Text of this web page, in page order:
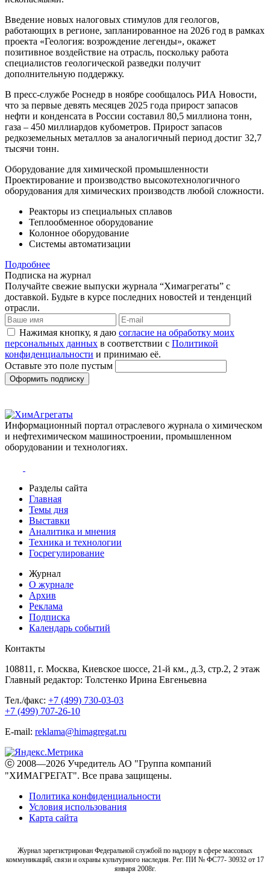
Введение новых налоговых стимулов для геологов,
работающих в регионе, запланированное на 2026 год в рамках
проекта «Геология: возрождение легенды», окажет
позитивное воздействие на отрасль, поскольку работа
специалистов геологической разведки получит
дополнительную поддержку.
В пресс-службе Роснедр в ноябре сообщалось РИА Новости,
что за первые девять месяцев 2025 года прирост запасов
нефти и конденсата в России составил 80,5 миллиона тонн,
газа – 450 миллиардов кубометров. Прирост запасов
редкоземельных металлов за аналогичный период достиг 32,7
тысячи тонн.
Оборудование для химической промышленности
Проектирование и производство высокотехнологичного
оборудования для химических производств любой сложности.
Реакторы из специальных сплавов
Теплообменное оборудование
Колонное оборудование
Системы автоматизации
Подробнее
Подписка на журнал
Получайте свежие выпуски журнала “Химагрегаты” с
доставкой. Будьте в курсе последних новостей и тенденций
отрасли.
Нажимая кнопку, я даю согласие на обработку моих
персональных данных в соответствии с Политикой
конфиденциальности и принимаю её.
Оставьте это поле пустым
Оформить подписку
Информационный портал отраслевого журнала о химическом
и нефтехимическом машиностроении, промышленном
оборудовании и технологиях.
Разделы сайта
Главная
Темы дня
Выставки
Аналитика и мнения
Техника и технологии
Госрегулирование
Журнал
О журнале
Архив
Реклама
Подписка
Календарь событий
Контакты
108811, г. Москва, Киевское шоссе, 21-й км., д.3, стр.2, 2 этаж
Главный редактор: Толстенко Ирина Евгеньевна
Тел./факс: +7 (499) 730-03-03
+7 (499) 707-26-10
E-mail: reklama@himagregat.ru
ⓒ 2008—2026 Учредитель АО "Группа компаний
"ХИМАГРЕГАТ". Все права защищены.
Политика конфиденциальности
Условия использования
Карта сайта
Журнал зарегистрирован Федеральной службой по надзору в сфере массовых
коммуникаций, связи и охраны культурного наследия. Рег. ПИ № ФС77- 30932 от 17
января 2008г.